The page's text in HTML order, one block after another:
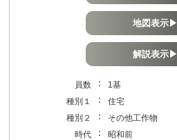
地図表示▶
解説表示▶
員数 ：
1基
種別１
：
住宅
種別２
：
その他工作物
時代
：
昭和前